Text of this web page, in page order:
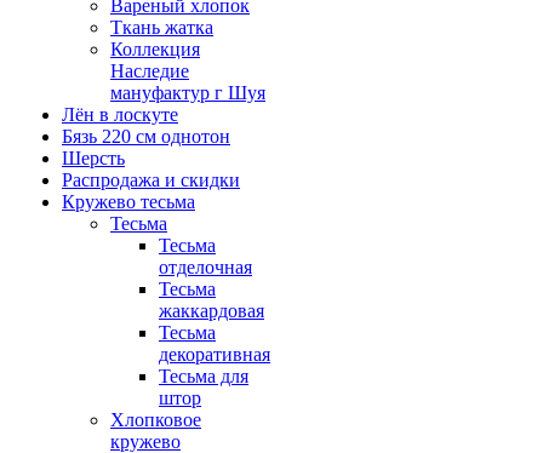
Вареный хлопок
Ткань жатка
Коллекция
Наследие
мануфактур г Шуя
Лён в лоскуте
Бязь 220 см однотон
Шерсть
Распродажа и скидки
Кружево тесьма
Тесьма
Тесьма
отделочная
Тесьма
жаккардовая
Тесьма
декоративная
Тесьма для
штор
Хлопковое
кружево